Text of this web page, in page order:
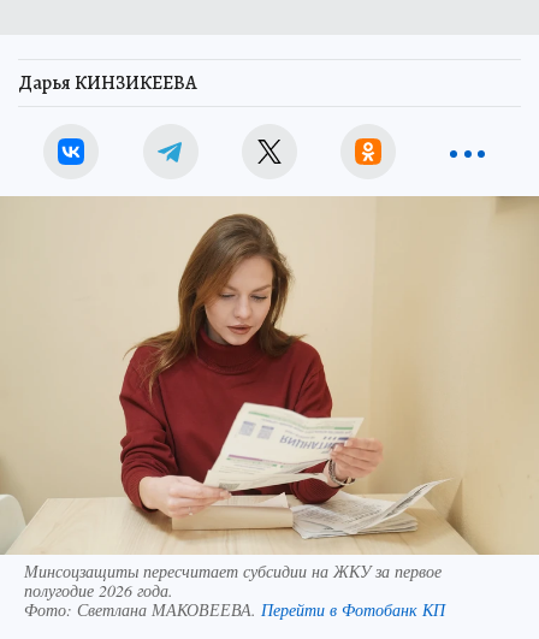
Дарья КИНЗИКЕЕВА
Минсоцзащиты пересчитает субсидии на ЖКУ за первое
полугодие 2026 года.
Фото: Светлана МАКОВЕЕВА. Перейти в Фотобанк КП